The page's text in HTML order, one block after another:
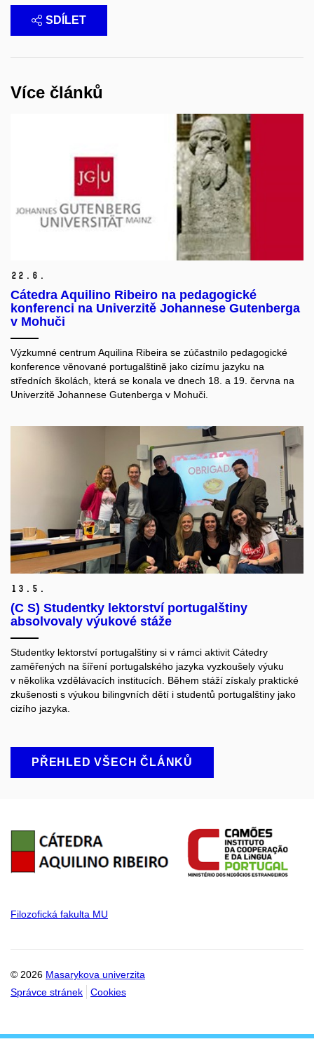
SDÍLET
Více článků
22. 6.
Cátedra Aquilino Ribeiro na pedagogické
konferenci na Univerzitě Johannese Gutenberga
v Mohuči
Výzkumné centrum Aquilina Ribeira se zúčastnilo pedagogické
konference věnované portugalštině jako cizímu jazyku na
středních školách, která se konala ve dnech 18. a 19. června na
Univerzitě Johannese Gutenberga v Mohuči.
13. 5.
(C S) Studentky lektorství portugalštiny
absolvovaly výukové stáže
Studentky lektorství portugalštiny si v rámci aktivit Cátedry
zaměřených na šíření portugalského jazyka vyzkoušely výuku
v několika vzdělávacích institucích. Během stáží získaly praktické
zkušenosti s výukou bilingvních dětí i studentů portugalštiny jako
cizího jazyka.
PŘEHLED VŠECH ČLÁNKŮ
Filozofická fakulta MU
© 2026 Masarykova univerzita
Správce stránek
Cookies